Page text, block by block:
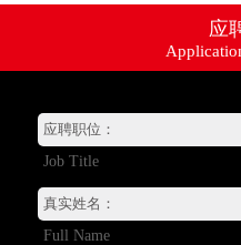
应
Job Title
Full Name
资讯动态